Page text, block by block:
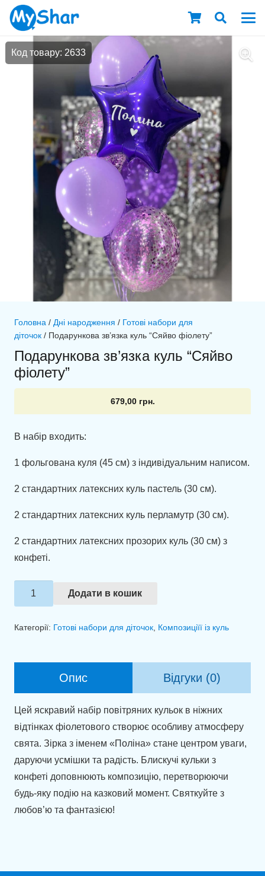
Код товару: 2633
Головна / Дні народження / Готові набори для
діточок / Подарункова зв’язка куль “Сяйво фіолету”
Подарункова зв’язка куль “Сяйво
фіолету”
679,00 грн.
В набір входить:
1 фольгована куля (45 см) з індивідуальним написом.
2 стандартних латексних куль пастель (30 см).
2 стандартних латексних куль перламутр (30 см).
2 стандартних латексних прозорих куль (30 см) з
конфеті.
Подарункова
зв'язка
Додати в кошик
Категорії: Готові набори для діточок, Композиціїї із куль
Опис Відгуки (0)
Цей яскравий набір повітряних кульок в ніжних
відтінках фіолетового створює особливу атмосферу
свята. Зірка з іменем «Поліна» стане центром уваги,
даруючи усмішки та радість. Блискучі кульки з
конфеті доповнюють композицію, перетворюючи
будь-яку подію на казковий момент. Святкуйте з
любов’ю та фантазією!